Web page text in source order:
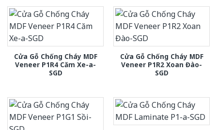
Cửa Gỗ Chống Cháy MDF
Veneer P1R4 Căm Xe-a-
SGD
Cửa Gỗ Chống Cháy MDF
Veneer P1R2 Xoan Đào-
SGD